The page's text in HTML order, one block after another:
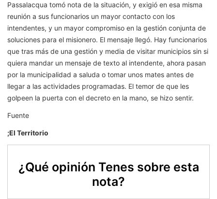
Passalacqua tomó nota de la situación, y exigió en esa misma
reunión a sus funcionarios un mayor contacto con los
intendentes, y un mayor compromiso en la gestión conjunta de
soluciones para el misionero. El mensaje llegó. Hay funcionarios
que tras más de una gestión y media de visitar municipios sin si
quiera mandar un mensaje de texto al intendente, ahora pasan
por la municipalidad a saluda o tomar unos mates antes de
llegar a las actividades programadas. El temor de que les
golpeen la puerta con el decreto en la mano, se hizo sentir.
Fuente
;El Territorio
¿Qué opinión Tenes sobre esta
nota?